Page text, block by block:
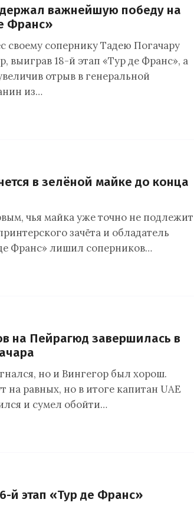
важнейшую победу на
Франс»
своему сопернику Тадею Погачару
выиграв 18-й этап «Тур де Франс», а
отрыв в генеральной
из…
в зелёной майке до конца
чья майка уже точно не подлежит
зачёта и обладатель
Франс» лишил соперников…
на Пейрагюд завершилась в
но и Вингегор был хорош.
на равных, но в итоге капитан UAE
и сумел обойти…
й этап «Тур де Франс»